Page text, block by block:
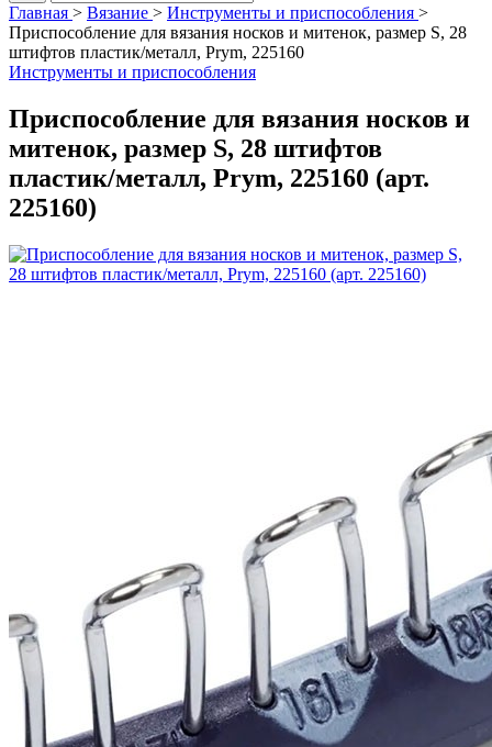
Главная > Вязание > Инструменты и приспособления >
Приспособление для вязания носков и митенок, размер S, 28
штифтов пластик/металл, Prym, 225160
Инструменты и приспособления
Приспособление для вязания носков и
митенок, размер S, 28 штифтов
пластик/металл, Prym, 225160 (арт.
225160)